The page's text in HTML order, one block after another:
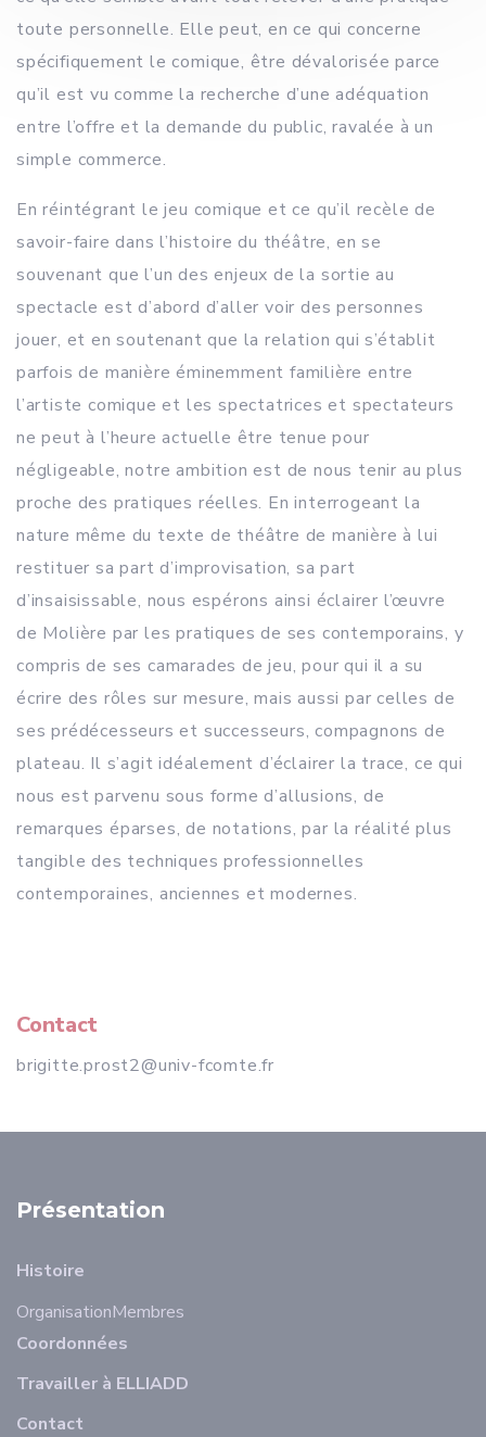
toute personnelle. Elle peut, en ce qui concerne
spécifiquement le comique, être dévalorisée parce
qu’il est vu comme la recherche d’une adéquation
entre l’offre et la demande du public, ravalée à un
simple commerce.
En réintégrant le jeu comique et ce qu’il recèle de
savoir-faire dans l’histoire du théâtre, en se
souvenant que l’un des enjeux de la sortie au
spectacle est d’abord d’aller voir des personnes
jouer, et en soutenant que la relation qui s’établit
parfois de manière éminemment familière entre
l’artiste comique et les spectatrices et spectateurs
ne peut à l’heure actuelle être tenue pour
négligeable, notre ambition est de nous tenir au plus
proche des pratiques réelles. En interrogeant la
nature même du texte de théâtre de manière à lui
restituer sa part d’improvisation, sa part
d’insaisissable, nous espérons ainsi éclairer l’œuvre
de Molière par les pratiques de ses contemporains, y
compris de ses camarades de jeu, pour qui il a su
écrire des rôles sur mesure, mais aussi par celles de
ses prédécesseurs et successeurs, compagnons de
plateau. Il s’agit idéalement d’éclairer la trace, ce qui
nous est parvenu sous forme d’allusions, de
remarques éparses, de notations, par la réalité plus
tangible des techniques professionnelles
contemporaines, anciennes et modernes.
Contact
brigitte.prost2@univ-fcomte.fr
Présentation
Histoire
OrganisationMembres
Coordonnées
Travailler à ELLIADD
Contact